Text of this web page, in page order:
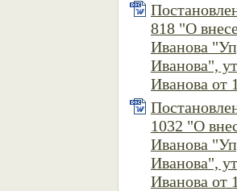
818 "О
Иванова
Иванова",
Иванова от
1032 "О
Иванова
Иванова",
Иванова от